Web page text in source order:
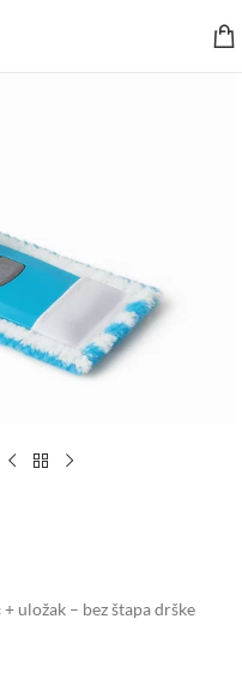
uložak – bez štapa drške